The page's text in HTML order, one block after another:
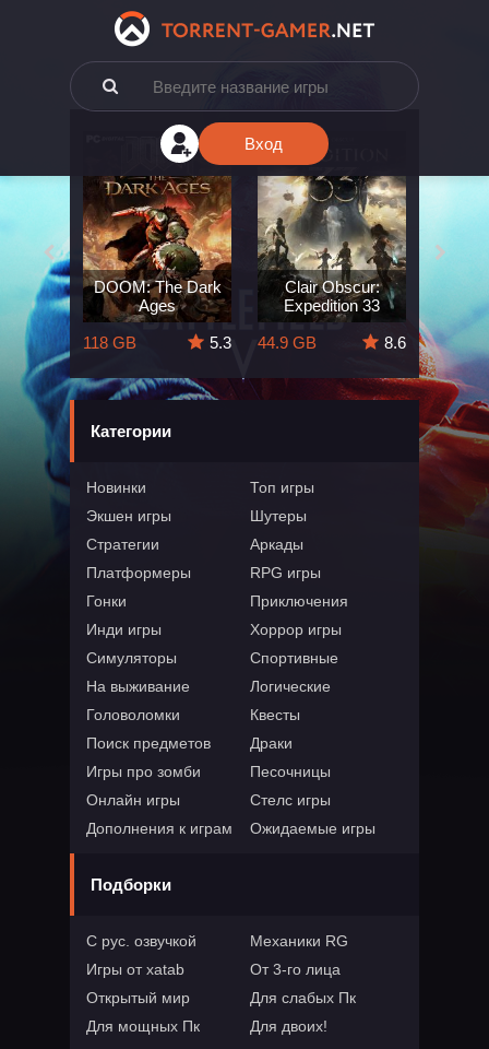
Вход
The
5.7
DOOM: The Dark
Ages
118 GB
5.3
Clair Obscur:
Expedition 33
44.9 GB
8.6
164 GB
Категории
Новинки
Топ игры
Экшен игры
Шутеры
Стратегии
Аркады
Платформеры
RPG игры
Гонки
Приключения
Инди игры
Хоррор игры
Симуляторы
Спортивные
На выживание
Логические
Головоломки
Квесты
Поиск предметов
Драки
Игры про зомби
Песочницы
Онлайн игры
Стелс игры
Дополнения к играм
Ожидаемые игры
Подборки
С рус. озвучкой
Механики RG
Игры от xatab
От 3-го лица
Открытый мир
Для слабых Пк
Для мощных Пк
Для двоих!